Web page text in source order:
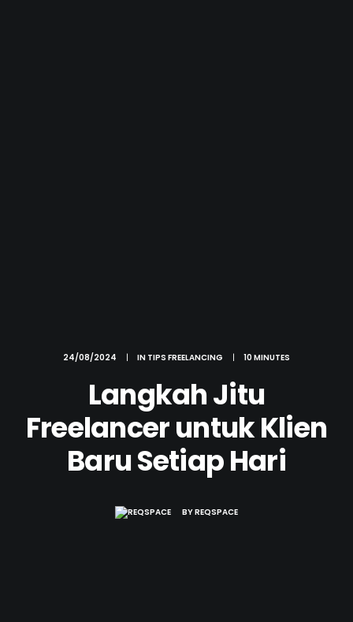
24/08/2024 | IN TIPS FREELANCING | 10 MINUTES
Langkah Jitu
Freelancer untuk Klien
Baru Setiap Hari
BYREQSPACE